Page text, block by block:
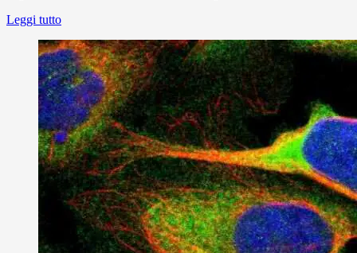
Leggi tutto